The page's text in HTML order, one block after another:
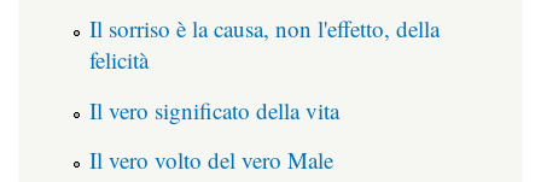
Il sorriso è la causa, non l'effetto, della
felicità
Il vero significato della vita
Il vero volto del vero Male